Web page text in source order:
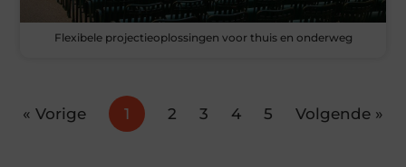
Flexibele projectieoplossingen voor thuis en onderweg
« Vorige 1 2 3 4 5 Volgende »